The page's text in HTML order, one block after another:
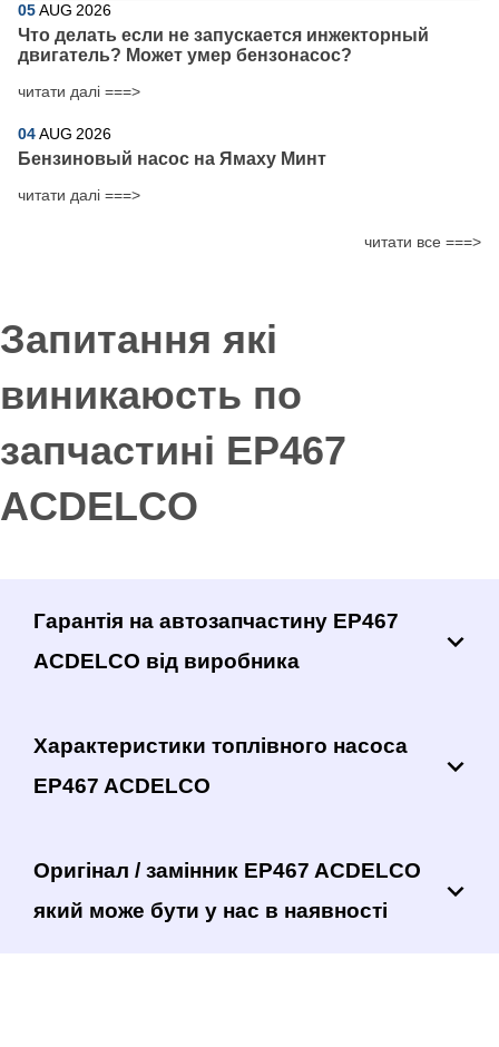
05AUG 2026
Что делать если не запускается инжекторный
двигатель? Может умер бензонасос?
читати далі ===>
04AUG 2026
Бензиновый насос на Ямаху Минт
читати далі ===>
читати все ===>
Запитання які
виникаюсть по
запчастині EP467
ACDELCO
Гарантія на автозапчастину EP467
ACDELCO від виробника
Характеристики топлівного насоса
EP467 ACDELCO
Оригінал / замінник EP467 ACDELCO
який може бути у нас в наявності